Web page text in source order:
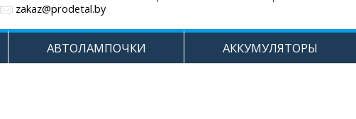
zakaz@prodetal.by
АВТОЛАМПОЧКИ АККУМУЛЯТОРЫ